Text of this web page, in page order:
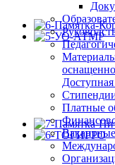
Доступная
Платные